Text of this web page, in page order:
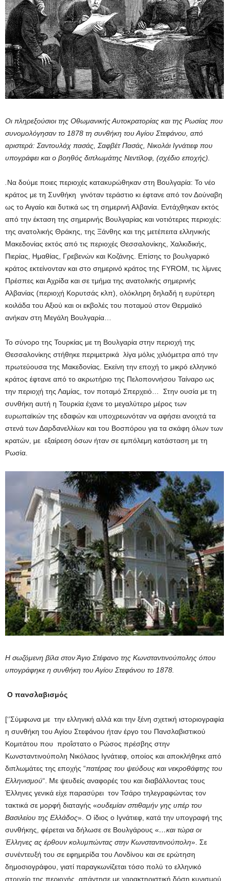
Οι πληρεξούσιοι της Οθωμανικής Αυτοκρατορίας και της Ρωσίας που
συνομολόγησαν το 1878 τη συνθήκη του Αγίου Στεφάνου, από
αριστερά: Σαντουλάχ πασάς, Σαφβέτ Πασάς, Νικολάι Ιγνάτιεφ που
υπογράφει και ο βοηθός διπλωμάτης Νεντίλοφ, (σχέδιο εποχής).
Να δούμε ποιες περιοχές κατακυρώθηκαν στη Βουλγαρία: Το νέο
κράτος με τη Συνθήκη γινόταν τεράστιο κι έφτανε από τον Δούναβη
ως το Αιγαίο και δυτικά ως τη σημερινή Αλβανία. Εντάχθηκαν εκτός
από την έκταση της σημερινής Βουλγαρίας και νοτιότερες περιοχές:
της ανατολικής Θράκης, της Ξάνθης και της μετέπειτα ελληνικής
Μακεδονίας εκτός από τις περιοχές Θεσσαλονίκης, Χαλκιδικής,
Πιερίας, Ημαθίας, Γρεβενών και Κοζάνης. Επίσης το βουλγαρικό
κράτος εκτείνονταν και στο σημερινό κράτος της FYROM, τις λίμνες
Πρέσπες και Αχρίδα και σε τμήμα της ανατολικής σημερινής
Αλβανίας (περιοχή Κορυτσάς κλπ), ολόκληρη δηλαδή η ευρύτερη
κοιλάδα του Αξιού και οι εκβολές του ποταμού στον Θερμαϊκό
ανήκαν στη Μεγάλη Βουλγαρία…
Το σύνορο της Τουρκίας με τη Βουλγαρία στην περιοχή της
Θεσσαλονίκης στήθηκε περιμετρικά λίγα μόλις χιλιόμετρα από την
πρωτεύουσα της Μακεδονίας. Εκείνη την εποχή το μικρό ελληνικό
κράτος έφτανε από το ακρωτήριο της Πελοποννήσου Ταίναρο ως
την περιοχή της Λαμίας, τον ποταμό Σπερχειό… Στην ουσία με τη
συνθήκη αυτή η Τουρκία έχανε το μεγαλύτερο μέρος των
ευρωπαϊκών της εδαφών και υποχρεωνόταν να αφήσει ανοιχτά τα
στενά των Δαρδανελλίων και του Βοσπόρου για τα σκάφη όλων των
κρατών, με εξαίρεση όσων ήταν σε εμπόλεμη κατάσταση με τη
Ρωσία.
Η σωζόμενη βίλα στον Άγιο Στέφανο της Κωνσταντινούπολης όπου
υπογράφηκε η συνθήκη του Αγίου Στεφάνου το 1878.
Ο πανσλαβισμός
[‘’Σύμφωνα με την ελληνική αλλά και την ξένη σχετική ιστοριογραφία
η συνθήκη του Αγίου Στεφάνου ήταν έργο του Πανσλαβιστικού
Κομιτάτου που προΐστατο ο Ρώσος πρέσβης στην
Κωνσταντινούπολη Νικόλαος Ιγνάτιεφ, οποίος και αποκλήθηκε από
διπλωμάτες της εποχής “πατέρας του ψεύδους και νεκροθάφτης του
Ελληνισμού“. Με ψευδείς αναφορές του και διαβάλλοντας τους
Έλληνες γενικά είχε παρασύρει τον Τσάρο τηλεγραφώντας τον
τακτικά σε μορφή διαταγής «ουδεμίαν σπιθαμήν γης υπέρ του
Βασιλείου της Ελλάδος». Ο ίδιος ο Ιγνάτιεφ, κατά την υπογραφή της
συνθήκης, φέρεται να δήλωσε σε Βουλγάρους «…και τώρα οι
Έλληνες ας έρθουν κολυμπώντας στην Κωνσταντινούπολη». Σε
συνέντευξή του σε εφημερίδα του Λονδίνου και σε ερώτηση
δημοσιογράφου, γιατί παραγκωνίζεται τόσο πολύ το ελληνικό
στοιχείο της περιοχής, απάντησε με χαρακτηριστική δόση κυνισμού